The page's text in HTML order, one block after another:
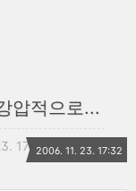
압적으로...
17:322006. 11. 23. 17:32